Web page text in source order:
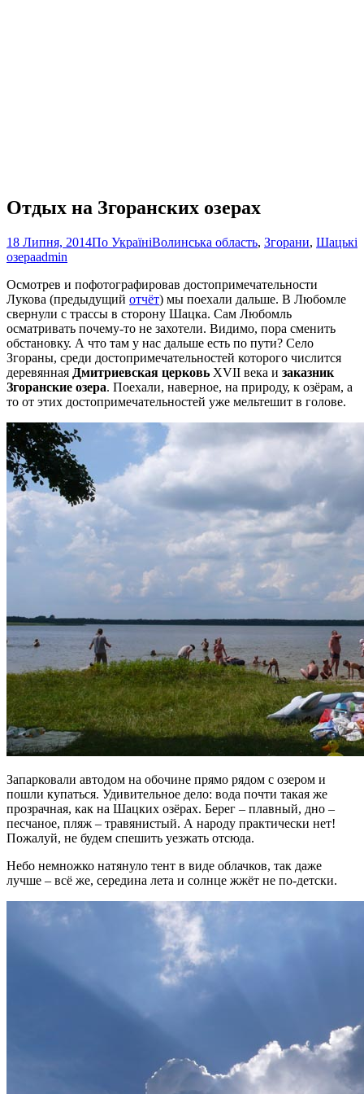
Отдых на Згоранских озерах
18 Липня, 2014По УкраїніВолинська область, Згорани, Шацькі
озераadmin
Осмотрев и пофотографировав достопримечательности
Лукова (предыдущий отчёт) мы поехали дальше. В Любомле
свернули с трассы в сторону Шацка. Сам Любомль
осматривать почему-то не захотели. Видимо, пора сменить
обстановку. А что там у нас дальше есть по пути? Село
Згораны, среди достопримечательностей которого числится
деревянная Дмитриевская церковь XVII века и заказник
Згоранские озера. Поехали, наверное, на природу, к озёрам, а
то от этих достопримечательностей уже мельтешит в голове.
Запарковали автодом на обочине прямо рядом с озером и
пошли купаться. Удивительное дело: вода почти такая же
прозрачная, как на Шацких озёрах. Берег – плавный, дно –
песчаное, пляж – травянистый. А народу практически нет!
Пожалуй, не будем спешить уезжать отсюда.
Небо немножко натянуло тент в виде облачков, так даже
лучше – всё же, середина лета и солнце жжёт не по-детски.